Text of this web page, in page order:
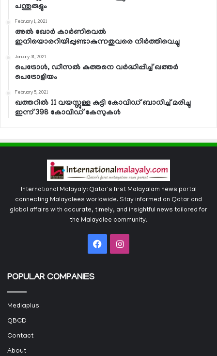
പന്തുരുളും
February 1, 2021
അല്‍ ഖോര്‍ കാര്‍ണിവെല്‍
ഇനിയൊരറിയിപ്പുണ്ടാകുന്നതുവരെ നിര്‍ത്തിവെച്ചു
January 31, 2021
പെട്രോള്‍, ഡീസല്‍ കുത്തനെ വര്‍ദ്ധിപ്പിച്ച് ഖത്തര്‍
പെട്രോളിയം
February 5, 2021
ഖത്തറില്‍ 11 വയസ്സുള്ള കുട്ടി കോവിഡ് ബാധിച്ച് മരിച്ചു
ഇന്ന് 398 കോവിഡ് കേസുകള്‍
International Malayaly: Qatar's first Malayalam news portal
connecting Malayalees worldwide. Stay informed on Qatar and
global affairs with accurate, timely, and insightful news tailored for
the Malayalee community.
FacebookInstagram
POPULAR COMPANIES
Mediaplus
QBCD
Contact
About